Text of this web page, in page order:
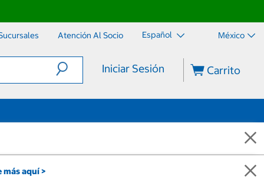
Atención Al Socio Español México
Iniciar Sesión Carrito
más aquí >